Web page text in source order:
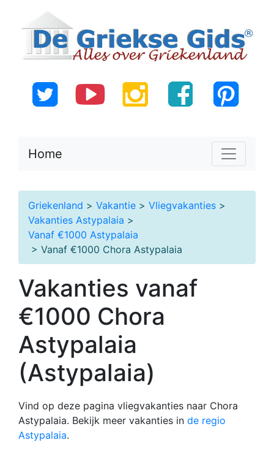
Home
Griekenland > Vakantie > Vliegvakanties >
Vakanties Astypalaia >
Vanaf €1000 Astypalaia
> Vanaf €1000 Chora Astypalaia
Vakanties vanaf
€1000 Chora
Astypalaia
(Astypalaia)
Vind op deze pagina vliegvakanties naar Chora
Astypalaia. Bekijk meer vakanties in de regio
Astypalaia.